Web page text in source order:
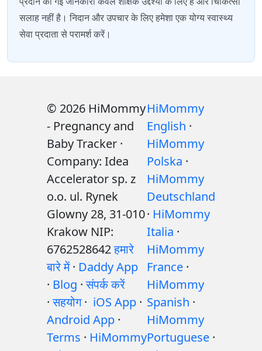
सलाह नहीं है। निदान और उपचार के लिए हमेशा एक योग्य स्वास्थ्य
सेवा प्रदाता से परामर्श करें।
© 2026 HiMommy
- Pregnancy and
Baby Tracker ·
Company: Idea
Accelerator sp. z
o.o. ul. Rynek
Glowny 28, 31-010
Krakow NIP:
6762528642हमारे
बारे में· Daddy App
· Blog ·संपर्क करें
·सहयोग· iOS App ·
Android App ·
Terms · HiMommy
HiMommy
English ·
HiMommy
Polska ·
HiMommy
Deutschland
· HiMommy
Italia ·
HiMommy
France ·
HiMommy
Spanish ·
HiMommy
Portuguese ·